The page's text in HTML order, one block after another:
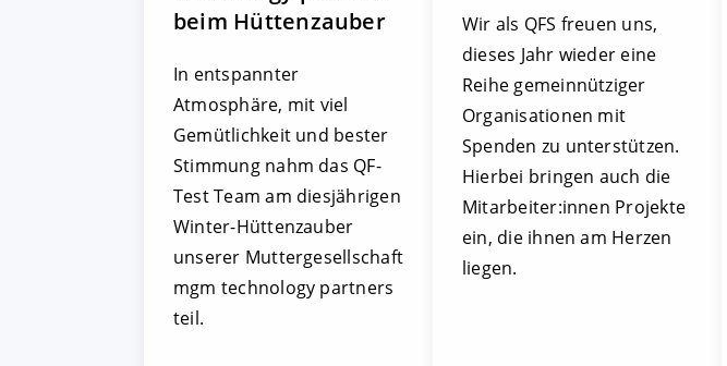
beim Hüttenzauber
In entspannter
Atmosphäre, mit viel
Gemütlichkeit und bester
Stimmung nahm das QF-
Test Team am diesjährigen
Winter-Hüttenzauber
unserer Muttergesellschaft
mgm technology partners
teil.
Wir als QFS freuen uns,
dieses Jahr wieder eine
Reihe gemeinnütziger
Organisationen mit
Spenden zu unterstützen.
Hierbei bringen auch die
Mitarbeiter:innen Projekte
ein, die ihnen am Herzen
liegen.